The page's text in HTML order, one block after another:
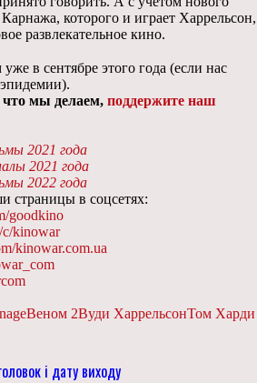
которого и играет Харрельсон,
развлекательное кино.
в сентябре этого года (если нас
мы делаем, поддержите наш
2021 года
2021 года
2022 года
страницы в соцсетях:
goodkino
c/kinowar
kinowar.com.ua
Веном 2Вуди ХаррельсонТом Харди
і дату виходу